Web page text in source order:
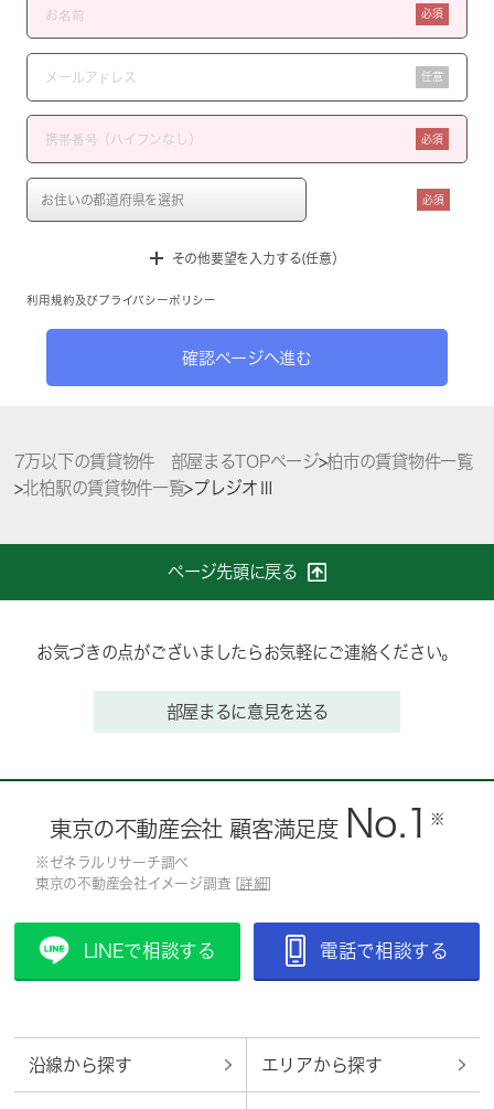
必須
任意
必須
必須
その他要望を入力する(任意）
利用規約 及び プライバシーポリシー
確認ページへ進む
7万以下の賃貸物件 部屋まるTOPページ>柏市の賃貸物件一覧
>北柏駅の賃貸物件一覧>プレジオⅢ
ページ先頭に戻る
お気づきの点がございましたらお気軽にご連絡ください。
部屋まるに意見を送る
東京の不動産会社 顧客満足度 No.1 ※
※ゼネラルリサーチ調べ
東京の不動産会社イメージ調査 [ 詳細
LINEで相談する 電話で相談する
沿線から探す エリアから探す